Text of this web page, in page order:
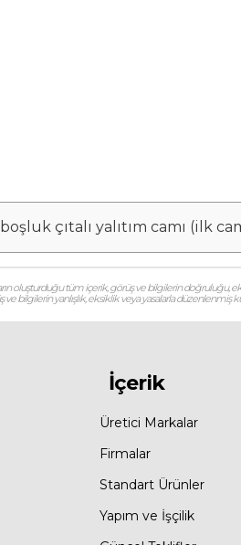
çıtalı yalıtım camı (ilk
oluşturduğu tüm içerik, görüş ve bilgilerin doğruluğu,
ve bilgilerin yanlışlık, eksiklik veya yasalarla düzenlenmiş
İçerik
Üretici Markalar
Firmalar
Standart Ürünler
Yapım ve İşçilik